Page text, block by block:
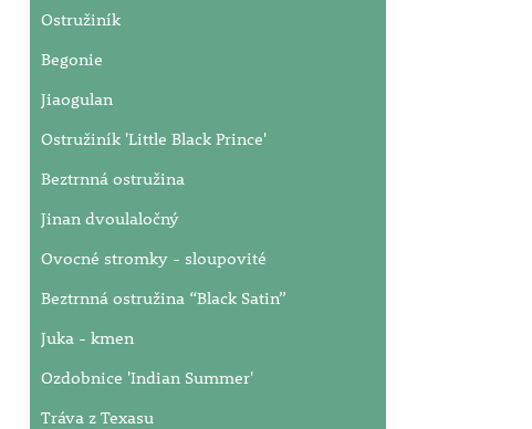
Ostružiník
Begonie
Jiaogulan
Ostružiník 'Little Black Prince'
Beztrnná ostružina
Jinan dvoulaločný
Ovocné stromky - sloupovité
Beztrnná ostružina “Black Satin”
Juka - kmen
Ozdobnice 'Indian Summer'
Tráva z Texasu